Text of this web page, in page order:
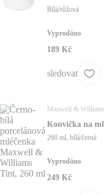
Bílá/růžová
Vyprodáno
189 Kč
sledovat
Maxwell & Williams
Konvička na
260 ml, bílá/černá
Vyprodáno
249 Kč